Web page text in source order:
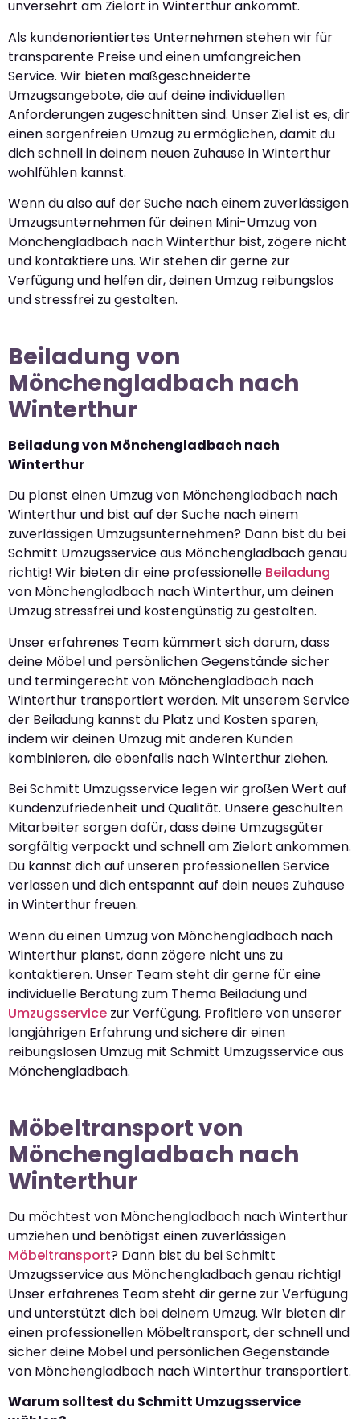
unversehrt am Zielort in Winterthur ankommt.
Als kundenorientiertes Unternehmen stehen wir für
transparente Preise und einen umfangreichen
Service. Wir bieten maßgeschneiderte
Umzugsangebote, die auf deine individuellen
Anforderungen zugeschnitten sind. Unser Ziel ist es, dir
einen sorgenfreien Umzug zu ermöglichen, damit du
dich schnell in deinem neuen Zuhause in Winterthur
wohlfühlen kannst.
Wenn du also auf der Suche nach einem zuverlässigen
Umzugsunternehmen für deinen Mini-Umzug von
Mönchengladbach nach Winterthur bist, zögere nicht
und kontaktiere uns. Wir stehen dir gerne zur
Verfügung und helfen dir, deinen Umzug reibungslos
und stressfrei zu gestalten.
Beiladung von
Mönchengladbach nach
Winterthur
Beiladung von Mönchengladbach nach
Winterthur
Du planst einen Umzug von Mönchengladbach nach
Winterthur und bist auf der Suche nach einem
zuverlässigen Umzugsunternehmen? Dann bist du bei
Schmitt Umzugsservice aus Mönchengladbach genau
richtig! Wir bieten dir eine professionelle Beiladung
von Mönchengladbach nach Winterthur, um deinen
Umzug stressfrei und kostengünstig zu gestalten.
Unser erfahrenes Team kümmert sich darum, dass
deine Möbel und persönlichen Gegenstände sicher
und termingerecht von Mönchengladbach nach
Winterthur transportiert werden. Mit unserem Service
der Beiladung kannst du Platz und Kosten sparen,
indem wir deinen Umzug mit anderen Kunden
kombinieren, die ebenfalls nach Winterthur ziehen.
Bei Schmitt Umzugsservice legen wir großen Wert auf
Kundenzufriedenheit und Qualität. Unsere geschulten
Mitarbeiter sorgen dafür, dass deine Umzugsgüter
sorgfältig verpackt und schnell am Zielort ankommen.
Du kannst dich auf unseren professionellen Service
verlassen und dich entspannt auf dein neues Zuhause
in Winterthur freuen.
Wenn du einen Umzug von Mönchengladbach nach
Winterthur planst, dann zögere nicht uns zu
kontaktieren. Unser Team steht dir gerne für eine
individuelle Beratung zum Thema Beiladung und
Umzugsservice zur Verfügung. Profitiere von unserer
langjährigen Erfahrung und sichere dir einen
reibungslosen Umzug mit Schmitt Umzugsservice aus
Mönchengladbach.
Möbeltransport von
Mönchengladbach nach
Winterthur
Du möchtest von Mönchengladbach nach Winterthur
umziehen und benötigst einen zuverlässigen
Möbeltransport? Dann bist du bei Schmitt
Umzugsservice aus Mönchengladbach genau richtig!
Unser erfahrenes Team steht dir gerne zur Verfügung
und unterstützt dich bei deinem Umzug. Wir bieten dir
einen professionellen Möbeltransport, der schnell und
sicher deine Möbel und persönlichen Gegenstände
von Mönchengladbach nach Winterthur transportiert.
Warum solltest du Schmitt Umzugsservice